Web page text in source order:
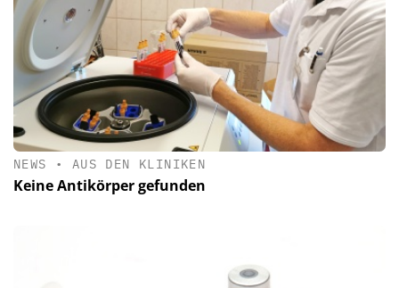
NEWS • AUS DEN KLINIKEN
Keine Antikörper gefunden